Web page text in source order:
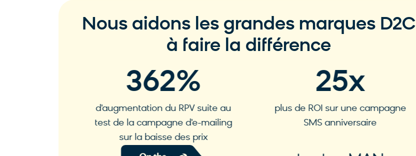
Nous aidons les grandes marques D2C
à faire la différence
d'augmentation du RPV suite au
test de la campagne d'e-mailing
sur la baisse des prix
362%
plus de ROI sur une campagne
SMS anniversaire
25x